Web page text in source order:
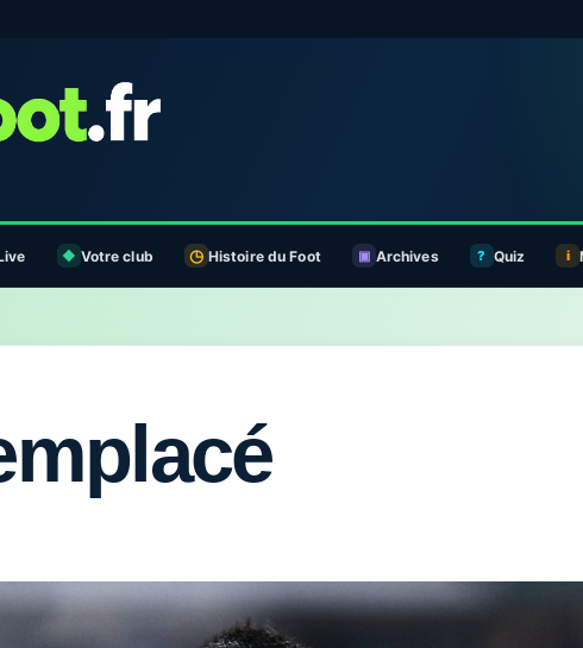
Votre club Histoire du Foot Archives Quiz